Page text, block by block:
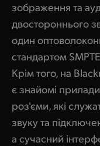
Аксесуари
Характеристики
Hong Kong
India
Italy
Korea
Mexico
зображення та
двостороннього
один
стандартом SMPTE
Крім того, на
є знайомі
роз'єми, які
звуку та
а сучасний